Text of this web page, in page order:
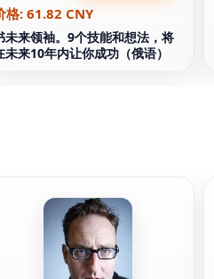
格: 61.82 CNY
未来领袖。9个技能和想法，将
未来10年内让你成功（俄语）